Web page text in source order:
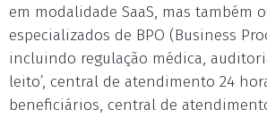
em modalidade SaaS, mas também
especializados de BPO (Business
incluindo regulação médica,
leito’, central de atendimento 24
beneficiários, central de